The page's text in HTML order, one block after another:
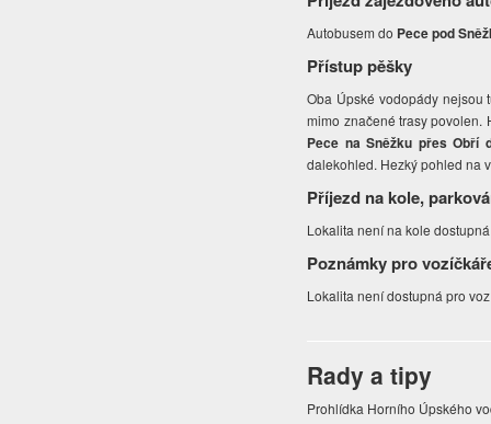
Autobusem do Pece pod
Přístup pěšky
Oba Úpské vodopády nejsou
mimo značené trasy povolen.
Pece na Sněžku přes Obří
dalekohled. Hezký pohled na
Příjezd na kole,
Lokalita není na kole
Poznámky pro
Lokalita není dostupná pro
Rady a tipy
Prohlídka Horního Úpského